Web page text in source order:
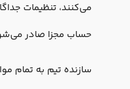
می‌کنند، تنظیمات
حساب مجزا صادر
سازنده تیم به تمام